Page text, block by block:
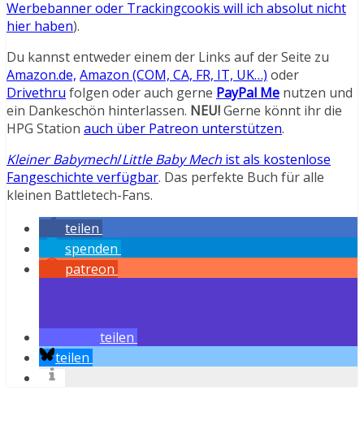
Werbebanner oder Trackingcookis will ich absolut nicht
hier haben).
Du kannst entweder einem der Links auf der Seite zu
Amazon.de, Amazon (COM, CA, FR, IT, UK…) oder
Drivethru folgen oder auch gerne PayPal Me nutzen und
ein Dankeschön hinterlassen. NEU!Gerne könnt ihr die
HPG Station auch über Patreon unterstützen.
Kleiner Babymech/Little Baby Mech ist als kostenlose
Fangeschichte verfügbar. Das perfekte Buch für alle
kleinen Battletech-Fans.
teilen
spenden
patreon
teilen
teilen